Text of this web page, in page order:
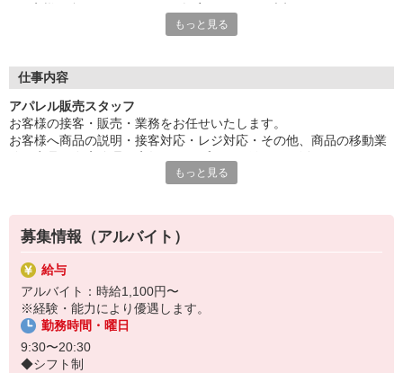
スタッフ同士協力しながら楽しく活躍できる環境です。販売経験
ます！
もっと見る
仕事内容
アパレル販売スタッフ
お客様の接客・販売・業務をお任せいたします。
お客様へ商品の説明・接客対応・レジ対応・その他、商品の移動業
dを中心にMARMARMARや国内外のセレクトアイテムを扱います。
もっと見る
募集情報（アルバイト）
給与
アルバイト：時給1,100円〜
※経験・能力により優遇します。
勤務時間・曜日
9:30〜20:30
◆シフト制